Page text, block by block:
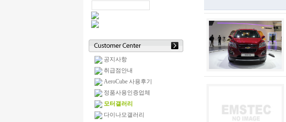
공지사항
취급점안내
AeroCube 사용후기
정품사용인증업체
모터갤러리
다이나모갤러리